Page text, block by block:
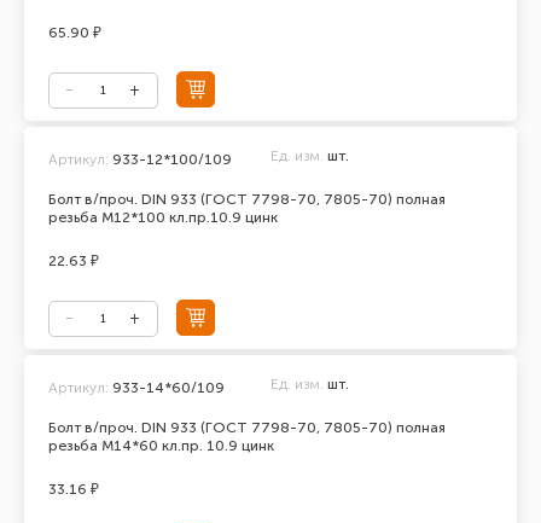
65.90 ₽
Болт в/проч. DIN 933 (ГОСТ 7798-70, 7805-70) полная
резьба М12*100 кл.пр.10.9 цинк
Артикул: 933-12*100/109 Ед. изм. шт.
22.63 ₽
Болт в/проч. DIN 933 (ГОСТ 7798-70, 7805-70) полная
резьба М14*60 кл.пр. 10.9 цинк
Артикул: 933-14*60/109 Ед. изм. шт.
33.16 ₽